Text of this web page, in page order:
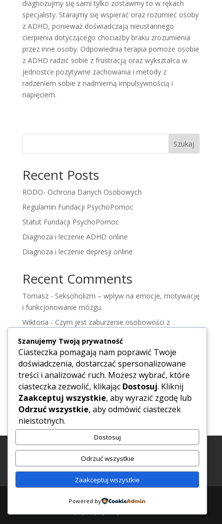
diagnozujmy się sami tylko zostawmy to w rękach
specjalisty. Starajmy się wspierać oraz rozumieć osoby
z ADHD, ponieważ doświadczają nieustannego
cierpienia dotyczącego chociażby braku zrozumienia
przez inne osoby. Odpowiednia terapia pomoże osobie
z ADHD radzić sobie z frustracją oraz wykształca w
jednostce pozytywne zachowania i metody z
radzeniem sobie z nadmierną impulsywnością i
napięciem.
Szukaj
Recent Posts
RODO- Ochrona Danych Osobowych
Regulamin Fundacji PsychoPomoc
Statut Fundacji PsychoPomoc
Diagnoza i leczenie ADHD online
Diagnoza i leczenie depresji online
Recent Comments
Tomasz- Seksoholizm – wpływ na emocje, motywację
i funkcjonowanie mózgu.
Wiktoria - Czym jest zaburzenie osobowości z
Wiktoria-Zdrada
Wiktoria-Syndrom DDA, jak alkoholizm dotyka
Polaków.
Hanna-Negatywne czynniki wpływające na
samopoczucie.
Psycholog Iława
Psycholog Warszawa Praga Południe
Księgowa Iława
Księgowa Ostróda
Księgowa Olsztyn
2024r ® PsychoPomoc.online Wirtualna recepcja:
Szanujemy Twoją prywatność
Ciasteczka pomagają nam poprawić Twoje
doświadczenia, dostarczać spersonalizowane
treści i analizować ruch. Możesz wybrać, które
ciasteczka zezwolić, klikając Dostosuj. Kliknij
Zaakceptuj wszystkie, aby wyrazić zgodę lub
Odrzuć wszystkie, aby odmówić ciasteczek
nieistotnych.
Dostosuj
Odrzuć wszystkie
Zaakceptuj wszystkie
Powered by